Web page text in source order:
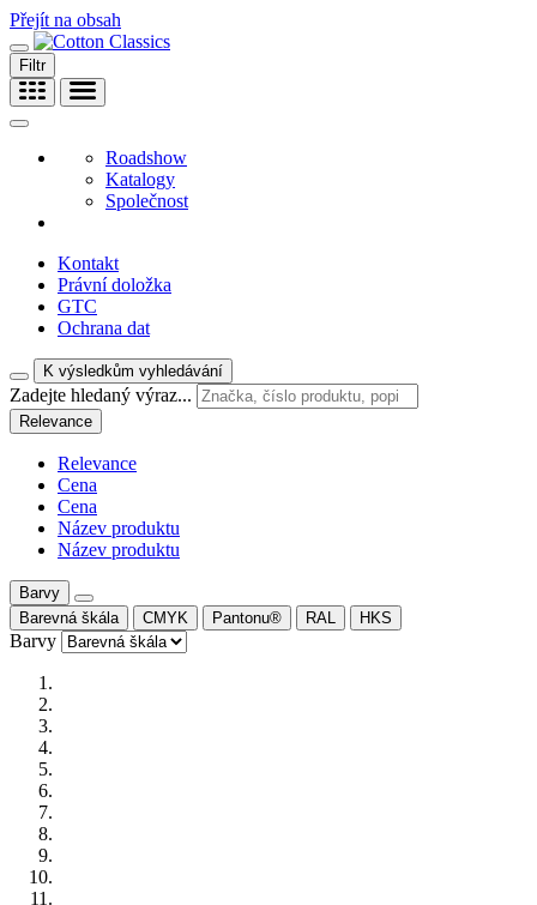
Přejít na obsah
Filtr
Roadshow
Katalogy
Společnost
Kontakt
Právní doložka
GTC
Ochrana dat
K výsledkům vyhledávání
Zadejte hledaný výraz...
Relevance
Relevance
Cena
Cena
Název produktu
Název produktu
Barvy
Barevná škála
CMYK Pantonu® RAL HKS
Barvy